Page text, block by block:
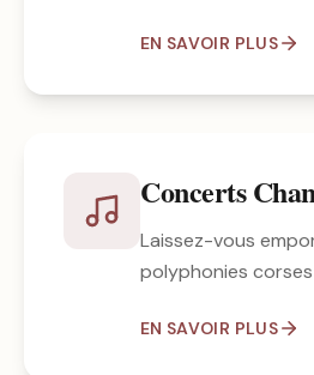
EN SAVOIR PLUS
Concerts
Laissez-vous
polyphonies corses
EN SAVOIR PLUS